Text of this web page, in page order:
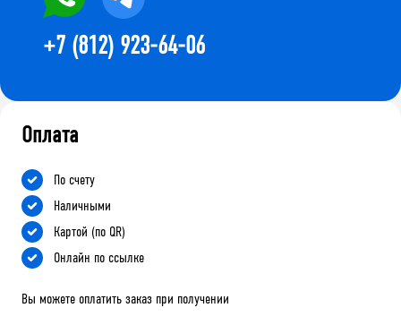
+7 (812) 923-64-06
Оплата
По счету
Наличными
Картой (по QR)
Онлайн по ссылке
Вы можете оплатить заказ при получении